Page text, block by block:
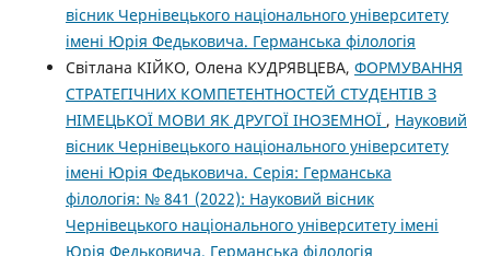
вісник Чернівецького національного університету
імені Юрія Федьковича. Германська філологія
Світлана КІЙКО, Олена КУДРЯВЦЕВА, ФОРМУВАННЯ
СТРАТЕГІЧНИХ КОМПЕТЕНТНОСТЕЙ СТУДЕНТІВ З
НІМЕЦЬКОЇ МОВИ ЯК ДРУГОЇ ІНОЗЕМНОЇ , Науковий
вісник Чернівецького національного університету
імені Юрія Федьковича. Серія: Германська
філологія: № 841 (2022): Науковий вісник
Чернівецького національного університету імені
Юрія Федьковича. Германська філологія